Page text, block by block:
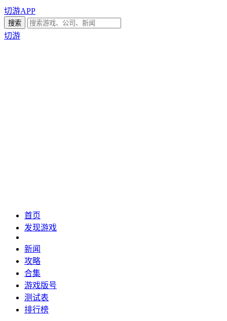
切游APP
切游
首页
发现游戏
新闻
攻略
合集
游戏版号
测试表
排行榜